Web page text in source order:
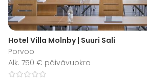
Hotel Villa Molnby | Suuri Sali
Porvoo
Alk. 750 € päivävuokra